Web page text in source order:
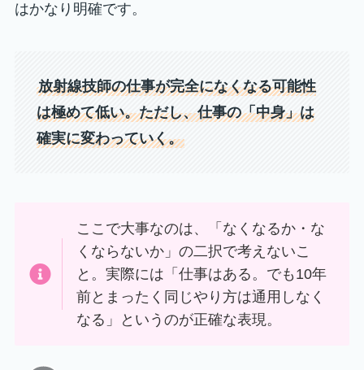
はかなり明確です。
放射線技師の仕事が完全になくなる可能性
は極めて低い。ただし、仕事の「中身」は
確実に変わっていく。
ここで大事なのは、「なくなるか・な
くならないか」の二択で考えないこ
と。実際には「仕事はある。でも10年
前とまったく同じやり方は通用しなく
なる」というのが正確な表現。